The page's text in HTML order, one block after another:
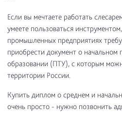
Если вы мечтаете работать
умеете пользоваться
промышленных предприятиях
приобрести документ о начальном
образовании (ПТУ), с которым
территории России.
Купить диплом о среднем и
очень просто - нужно позвонить